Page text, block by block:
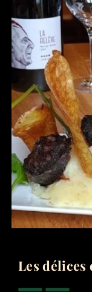
Les